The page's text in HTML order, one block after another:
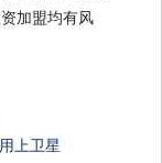
加盟均有风
上卫星